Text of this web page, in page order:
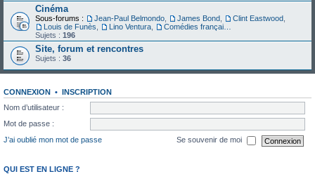
Cinéma
Sous-forums : Jean-Paul Belmondo James Bond Clint Eastwood
Louis de Funès
Lino Ventura
Sujets : 196
Site, forum et rencontres
Sujets : 36
CONNEXION • INSCRIPTION
Nom d’utilisateur :
Mot de passe :
J’ai oublié mon mot de passe
Se souvenir de moi
QUI EST EN LIGNE ?